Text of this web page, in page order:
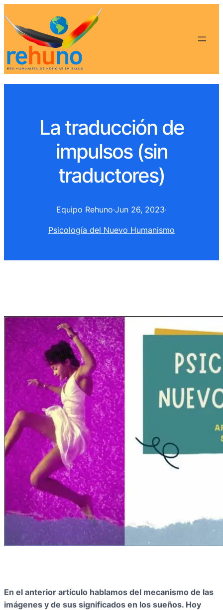
La traducción de
impulsos (sin
traductores)
Equipo Rehuno·Jun 26, 2023·
Psicología del Nuevo Humanismo
En el anterior artículo hablamos del mecanismo de las
imágenes y de sus significados en los sueños. Hoy